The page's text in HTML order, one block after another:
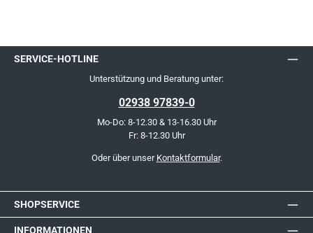
SERVICE-HOTLINE
Unterstützung und Beratung unter:
02938 97839-0
Mo-Do: 8-12.30 & 13-16.30 Uhr
Fr: 8-12.30 Uhr
Oder über unser Kontaktformular.
SHOPSERVICE